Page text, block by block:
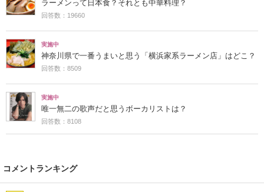
ラーメンって日本食？それとも中華料理？
回答数：19660
実施中
神奈川県で一番うまいと思う「横浜家系ラーメン店」はどこ？
回答数：8509
実施中
唯一無二の歌声だと思うボーカリストは？
回答数：8108
コメントランキング